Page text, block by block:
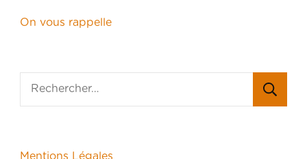
On vous rappelle
Mentions Légales